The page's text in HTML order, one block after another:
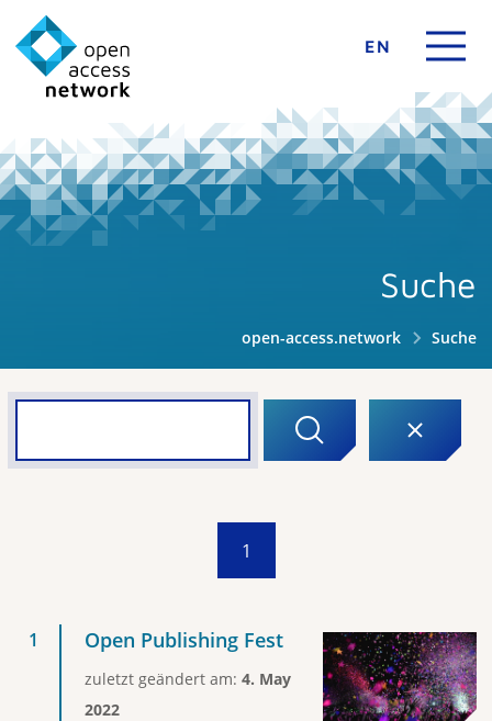
EN
Suche
open-access.network Suche
1
Open Publishing Fest
zuletzt geändert am: 4. May
2022